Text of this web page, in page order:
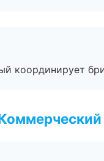
координирует